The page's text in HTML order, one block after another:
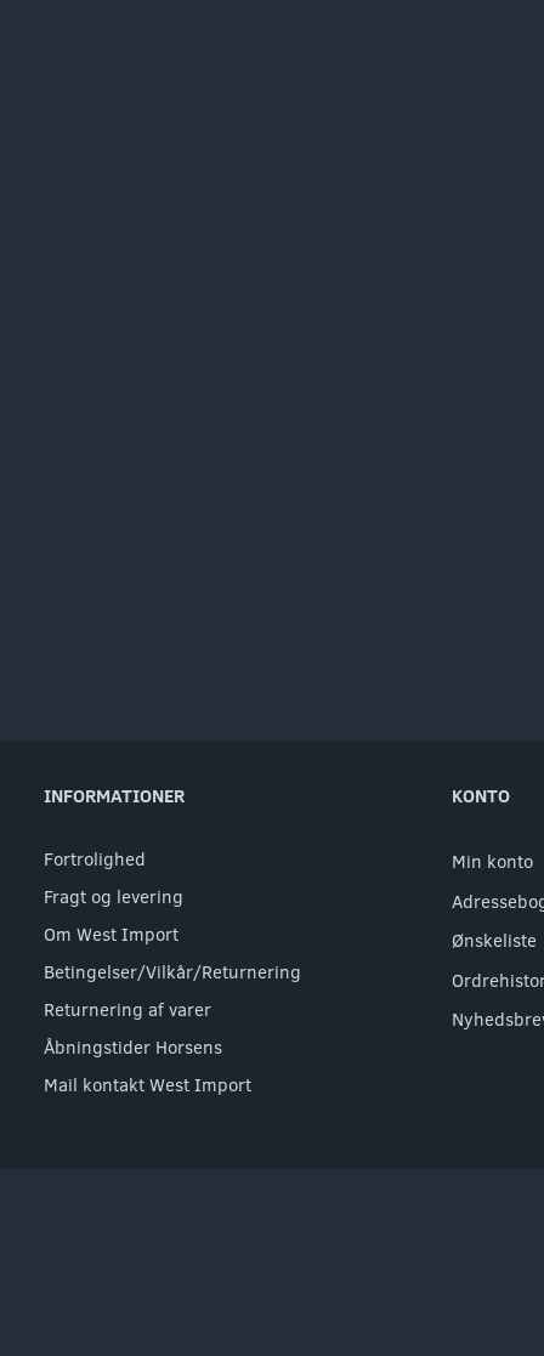
INFORMATIONER
Fortrolighed
Fragt og levering
Om West Import
Betingelser/Vilkår/Returnering
Returnering af varer
Åbningstider Horsens
Mail kontakt West Import
KONTO
Min konto
Ønskeliste